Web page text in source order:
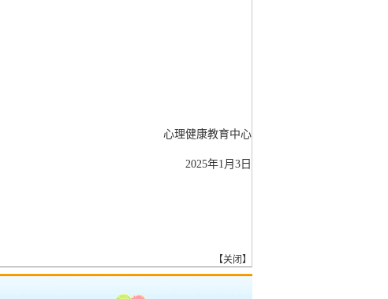
心理健康教育中心
2025年1月3日
【关闭】